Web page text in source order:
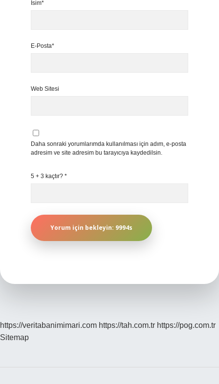
İsim*
E-Posta*
Web Sitesi
Daha sonraki yorumlarımda kullanılması için adım, e-posta
adresim ve site adresim bu tarayıcıya kaydedilsin.
5 + 3 kaçtır? *
https://veritabanimimari.com https://tah.com.tr https://pog.com.tr
Sitemap